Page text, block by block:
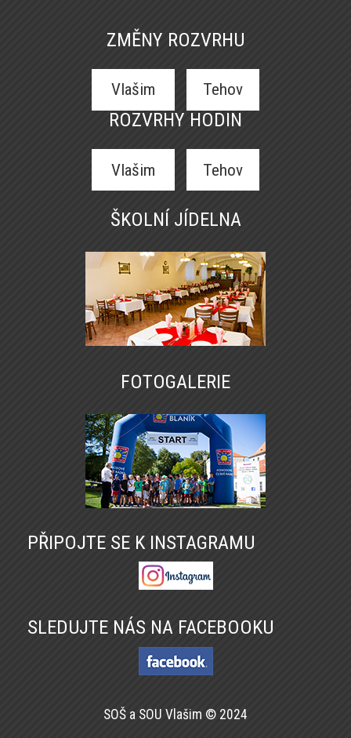
ZMĚNY ROZVRHU
Vlašim Tehov
ROZVRHY HODIN
Vlašim Tehov
ŠKOLNÍ JÍDELNA
FOTOGALERIE
PŘIPOJTE SE K INSTAGRAMU
SLEDUJTE NÁS NA FACEBOOKU
SOŠ a SOU Vlašim © 2024